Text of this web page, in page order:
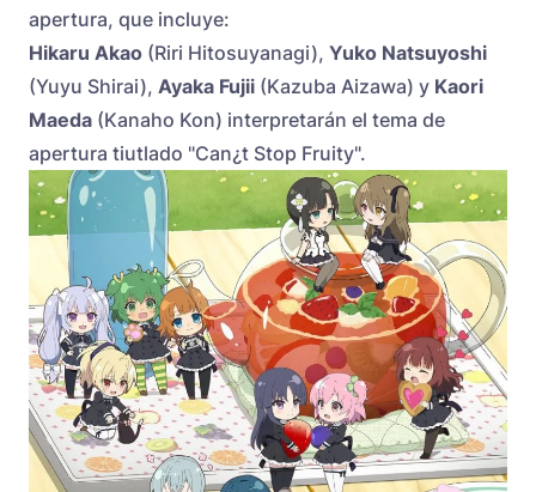
apertura, que incluye:
Hikaru Akao (Riri Hitosuyanagi), Yuko Natsuyoshi
(Yuyu Shirai), Ayaka Fujii (Kazuba Aizawa) y Kaori
Maeda (Kanaho Kon) interpretarán el tema de
apertura tiutlado "Can¿t Stop Fruity".